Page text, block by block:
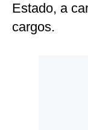
Estado, a
cargos.